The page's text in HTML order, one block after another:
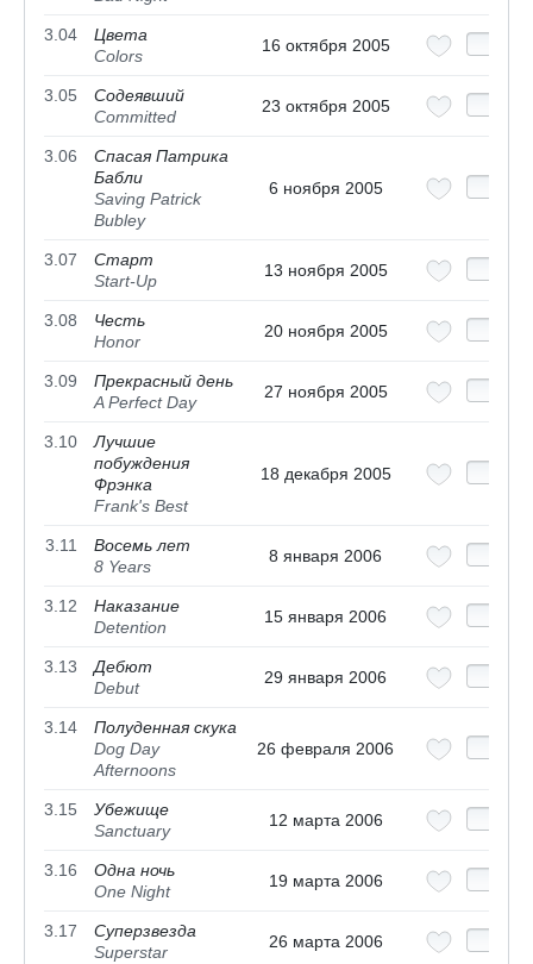
3.04
Цвета
Colors
16 октября 2005
3.05
Содеявший
Committed
23 октября 2005
3.06
Спасая Патрика
Бабли
Saving Patrick
Bubley
6 ноября 2005
3.07
Старт
Start-Up
13 ноября 2005
3.08
Честь
Honor
20 ноября 2005
3.09
Прекрасный день
A Perfect Day
27 ноября 2005
3.10
Лучшие
побуждения
Фрэнка
Frank's Best
18 декабря 2005
3.11
Восемь лет
8 Years
8 января 2006
3.12
Наказание
Detention
15 января 2006
3.13
Дебют
Debut
29 января 2006
3.14
Полуденная скука
Dog Day
Afternoons
26 февраля 2006
3.15
Убежище
Sanctuary
12 марта 2006
3.16
Одна ночь
One Night
19 марта 2006
3.17
Суперзвезда
Superstar
26 марта 2006